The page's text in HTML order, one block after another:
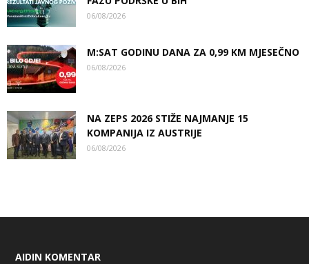
06/08/2026
M:SAT GODINU DANA ZA 0,99 KM MJESEČNO
06/08/2026
NA ZEPS 2026 STIŽE NAJMANJE 15
KOMPANIJA IZ AUSTRIJE
06/08/2026
AIDIN KOMENTAR